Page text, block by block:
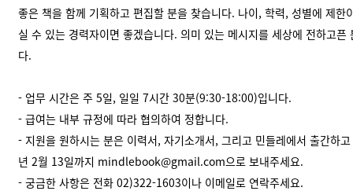
좋은 책을 함께 기획하고 편집할 분을 찾습니다. 나이, 학력, 성별에 제한
실 수 있는 경력자이면 좋겠습니다. 의미 있는 메시지를 세상에 전하고픈
다.
- 업무 시간은 주 5일, 일일 7시간 30분(9:30-18:00)입니다.
- 급여는 내부 규정에 따라 협의하여 정합니다.
- 지원을 원하시는 분은 이력서, 자기소개서, 그리고 민들레에서 출간하
년 2월 13일까지 mindlebook@gmail.com으로 보내주세요.
- 궁금한 사항은 전화 02)322-1603이나 이메일로 연락주세요.